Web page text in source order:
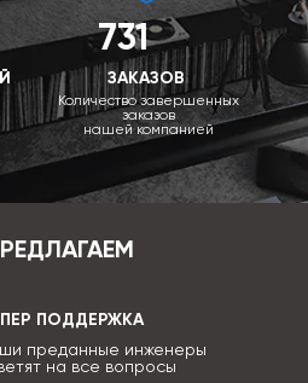
731
ЗАКАЗОВ
Количество завершенных
заказов
нашей компанией
ПОДДЕРЖКА
преданные инженеры
на все вопросы